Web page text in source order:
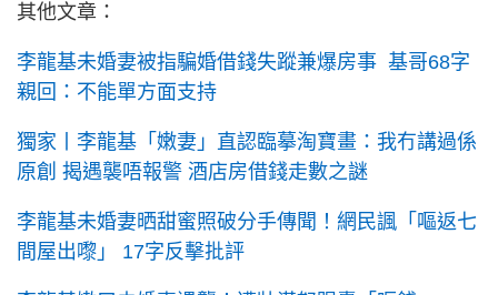
其他文章：
李龍基未婚妻被指騙婚借錢失蹤兼爆房事 基哥68字
親回：不能單方面支持
獨家丨李龍基「嫩妻」直認臨摹淘寶畫：我冇講過係
原創 揭遇襲唔報警 酒店房借錢走數之謎
李龍基未婚妻晒甜蜜照破分手傳聞！網民諷「嘔返七
間屋出嚟」 17字反擊批評